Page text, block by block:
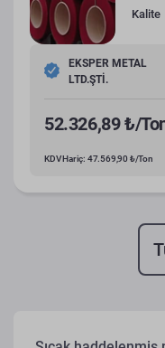
Kalite
EKSPER METAL
LTD.ŞTİ.
52.326,89 ₺/
KDV Hariç: 47.569,90 ₺/Ton